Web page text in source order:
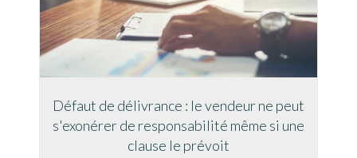
Défaut de délivrance : le vendeur ne peut
s'exonérer de responsabilité même si une
clause le prévoit